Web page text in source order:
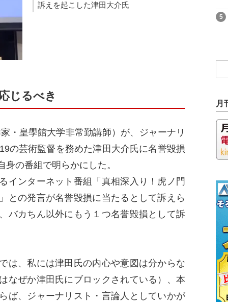
訴えを起こした津田大介氏
じるべき
皇學館大学非常勤講師）が、ジャーナリ
の芸術監督を務めた津田大介氏に名誉毀損
の番組で明らかにした。
ンターネット番組「真相深入り！虎ノ門
との発言が名誉毀損に当たるとして訴えら
バカちん以外にもう１つ名誉毀損として訴
、私には津田氏の内心や意図は分からな
なぜか津田氏にブロックされている）、本
ば、ジャーナリスト・言論人としていかが
5
月